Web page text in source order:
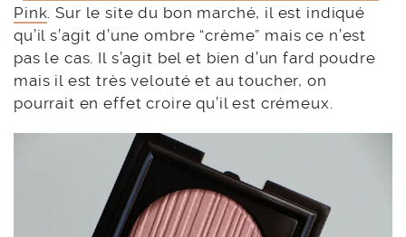
Pink . Sur le site du bon marché, il est indiqué
qu’il s’agit d’une ombre “crème” mais ce n’est
pas le cas. Il s’agit bel et bien d’un fard poudre
mais il est très velouté et au toucher, on
pourrait en effet croire qu’il est crémeux.